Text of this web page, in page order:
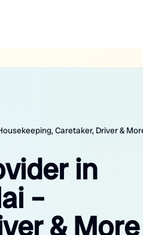
Caretaker, Driver &
in
–
& More